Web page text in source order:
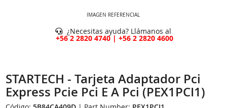
IMAGEN REFERENCIAL
¿Necesitas ayuda? Llámanos al
+56 2 2820 4740 | +56 2 2820 4600
STARTECH - Tarjeta Adaptador Pci
Express Pcie Pci E A Pci (PEX1PCI1)